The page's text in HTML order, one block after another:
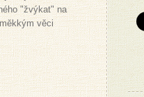
"žvýkat" na
věci